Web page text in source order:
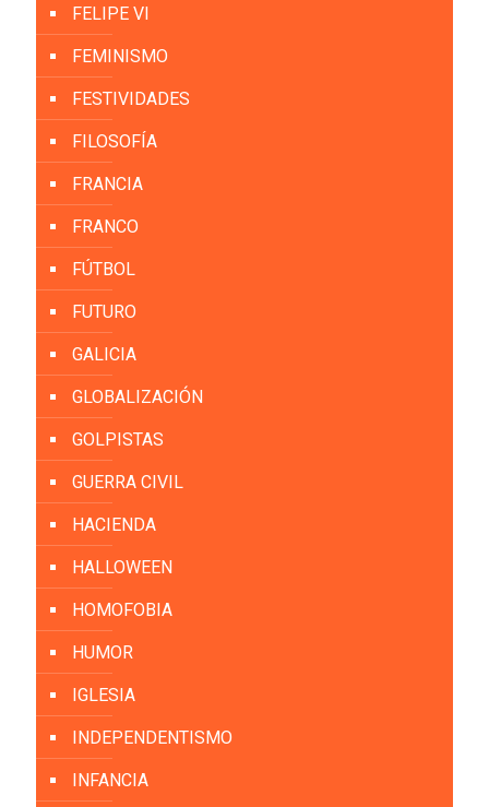
FELIPE VI
FEMINISMO
FESTIVIDADES
FILOSOFÍA
FRANCIA
FRANCO
FÚTBOL
FUTURO
GALICIA
GLOBALIZACIÓN
GOLPISTAS
GUERRA CIVIL
HACIENDA
HALLOWEEN
HOMOFOBIA
HUMOR
IGLESIA
INDEPENDENTISMO
INFANCIA